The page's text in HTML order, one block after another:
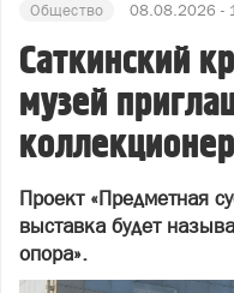
Общество 08.08.2026 -
Саткинский
музей
Проект «Предметная
выставка будет
опора».